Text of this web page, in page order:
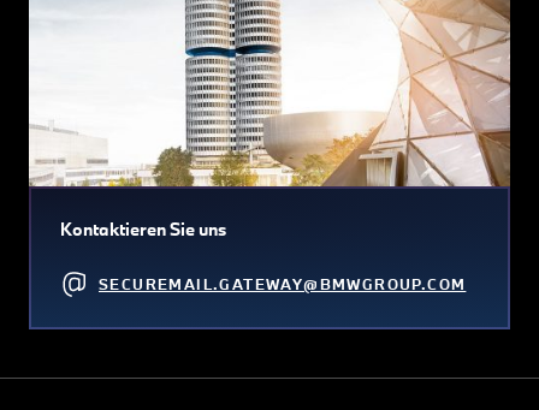
Kontaktieren Sie uns
SECUREMAIL.GATEWAY@BMWGROUP.COM